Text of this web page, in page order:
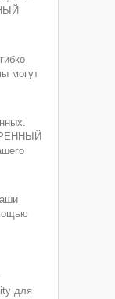
могут
для